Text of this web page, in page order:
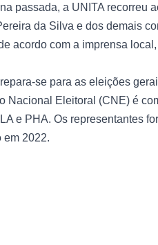
passada, a UNITA recorreu
da Silva e dos demais
acordo com a imprensa
se para as eleições
Nacional Eleitoral (CNE) é
e PHA. Os representantes
em 2022.